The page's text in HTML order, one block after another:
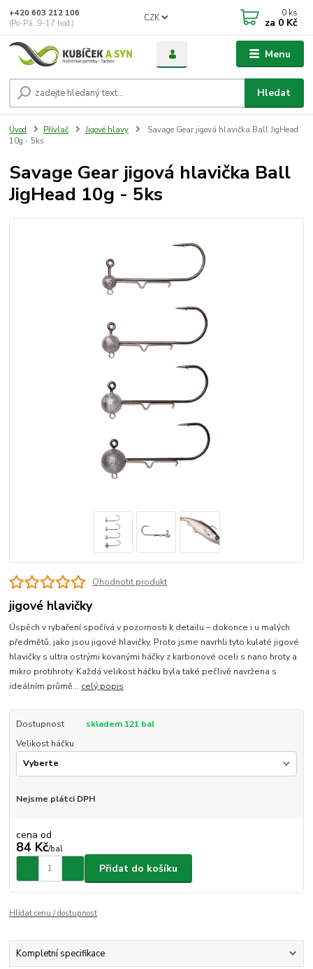
Menu
CZK
Hledat
+420 603 212 106
(Po-Pá, 9-17 hod.)
0 ks
za 0 Kč
Úvod Přívlač Jigové hlavy
Savage Gear jigová hlavička Ball JigHead
10g - 5ks
Savage Gear jigová hlavička Ball
JigHead 10g - 5ks
Ohodnotit produkt
jigové hlavičky
Úspěch v rybaření spočívá v pozornosti k detailu – dokonce i u malých
předmětů, jako jsou jigové hlavičky. Proto jsme navrhli tyto kulaté jigové
hlavičky s ultra ostrými kovanými háčky z karbonové oceli s nano hroty a
mikro protihroty. Každá velikost háčku byla také pečlivě navržena s
ideálním průmě... celý popis
Dostupnost
skladem 121 bal
Velikost háčku
Nejsme plátci DPH
cena od
84 Kč/bal
Přidat do košíku
Hlídat cenu / dostupnost
Kompletní specifikace